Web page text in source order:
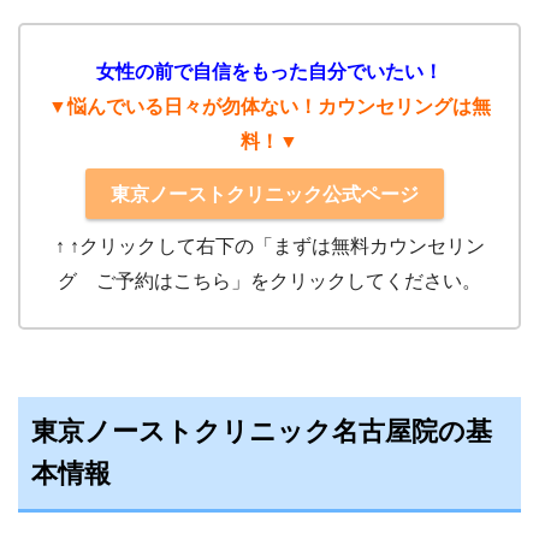
女性の前で自信をもった自分でいたい！
▼悩んでいる日々が勿体ない！カウンセリングは無
料！▼
東京ノーストクリニック公式ページ
↑ ↑クリック して右下の「まずは無料カウンセリン
グ ご予約はこちら」をクリックしてください。
東京ノーストクリニック名古屋院の基
本情報